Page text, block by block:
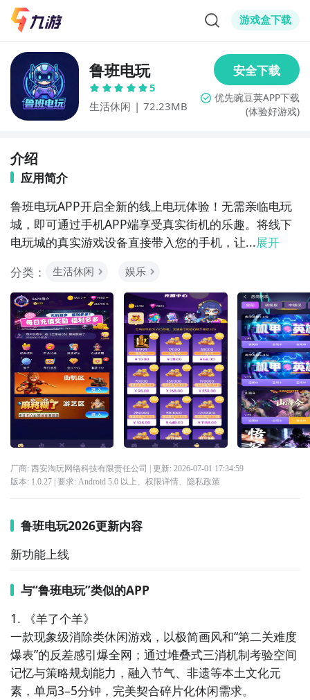
游戏盒下载
鲁班电玩
5
生活休闲 | 72.23MB (体验好游戏)
介绍
应用简介
鲁班电玩APP开启全新的线上电玩体验！无需亲临电玩
城，即可通过手机APP端享受真实街机的乐趣。将线下
电玩城的真实游戏设备直接带入您的手机，让...展开
分类：
生活休闲 娱乐
厂商: 西安淘玩网络科技有限责任公司 | 更新: 2026-07-01 17:34:59
版本: 1.0.27| 要求: Android 5.0 以上、 权限详情、 隐私政策
鲁班电玩2026更新内容
新功能上线
与“鲁班电玩”类似的APP
1. 《羊了个羊》
一款现象级消除类休闲游戏，以极简画风和“第二关难度
爆表”的反差感引爆全网；通过堆叠式三消机制考验空间
记忆与策略规划能力，融入节气、非遗等本土文化元
素，单局3–5分钟，完美契合碎片化休闲需求。